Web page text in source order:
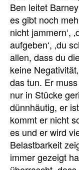
Ben leitet
es gibt noch
nicht jammern‘,
aufgeben‘, ‚du
allen, dass du
keine Negativität‚
das tun. Er
nur in Stücke
dünnhäutig, er
kommt er nicht
es und er wird
Belastbarkeit
immer gezeigt